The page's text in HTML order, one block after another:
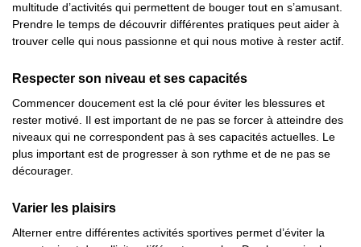
multitude d’activités qui permettent de bouger tout en s’amusant.
Prendre le temps de découvrir différentes pratiques peut aider à
trouver celle qui nous passionne et qui nous motive à rester actif.
Respecter son niveau et ses capacités
Commencer doucement est la clé pour éviter les blessures et
rester motivé. Il est important de ne pas se forcer à atteindre des
niveaux qui ne correspondent pas à ses capacités actuelles. Le
plus important est de progresser à son rythme et de ne pas se
décourager.
Varier les plaisirs
Alterner entre différentes activités sportives permet d’éviter la